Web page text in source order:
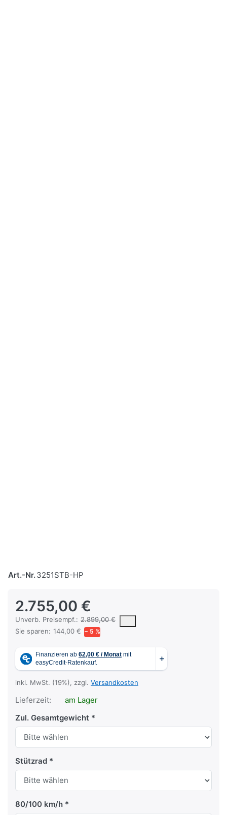
Art.-Nr.3251STB-HP
2.755,00 €
Unverb. Preisempf.: 2.899,00 €
Die UVP ist der vorgeschlagene oder empfohlene Verkaufspreis
Sie sparen: 144,00 € − 5 %
inkl. MwSt. (19%), zzgl. Versandkosten
Lieferzeit:
am Lager
Zul. Gesamtgewicht
Stützrad
80/100 km/h